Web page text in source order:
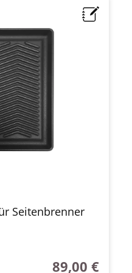
Seitenbrenner
Regulärer Preis:
89,00 €